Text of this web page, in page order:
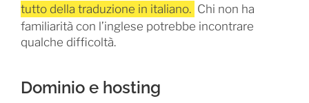
tutto della traduzione in italiano. Chi non ha
familiarità con l’inglese potrebbe incontrare
qualche difficoltà.
Dominio e hosting